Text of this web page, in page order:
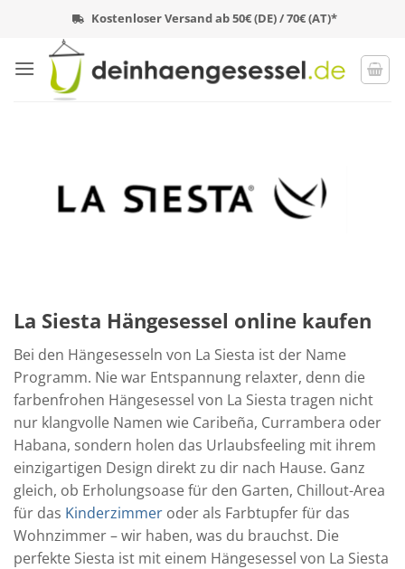
springen
Kostenloser Versand ab 50€ (DE) / 70€ (AT)*
La Siesta Hängesessel online kaufen
Bei den Hängesesseln von La Siesta ist der Name
Programm. Nie war Entspannung relaxter, denn die
farbenfrohen Hängesessel von La Siesta tragen nicht
nur klangvolle Namen wie Caribeña, Currambera oder
Habana, sondern holen das Urlaubsfeeling mit ihrem
einzigartigen Design direkt zu dir nach Hause. Ganz
gleich, ob Erholungsoase für den Garten, Chillout-Area
für das Kinderzimmer oder als Farbtupfer für das
Wohnzimmer – wir haben, was du brauchst. Die
perfekte Siesta ist mit einem Hängesessel von La Siesta